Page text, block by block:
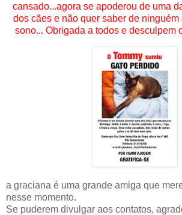
cansado...agora se apoderou de uma
dos cães e não quer saber de
sono... Obrigada a todos e desculpem
a graciana é uma grande amiga que
nesse momento.
Se puderem divulgar aos contatos,